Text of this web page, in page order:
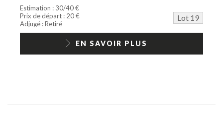
Estimation : 30/40 €
Prix de départ : 20 €
Lot 19
Adjugé : Retiré
EN SAVOIR PLUS